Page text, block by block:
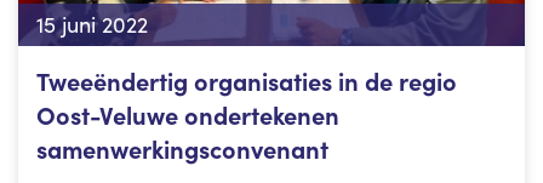
15 juni 2022
Tweeëndertig organisaties in de regio
Oost-Veluwe ondertekenen
samenwerkingsconvenant